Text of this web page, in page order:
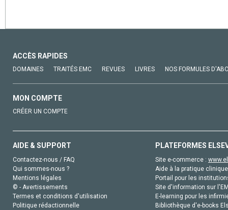
ACCÈS RAPIDES
DOMAINES TRAITÉS EMC REVUES LIVRES NOS FORMULES
MON COMPTE
CRÉER UN COMPTE
AIDE & SUPPORT
Contactez-nous / FAQ
Qui sommes-nous ?
Mentions légales
© - Avertissements
Termes et conditions d'utilisation
Politique rédactionnelle
PLATEFORMES
Site e-commerce :
Aide à la pratique
Portail pour les
Site d'information sur
E-learning pour les
Bibliothèque d'e-books